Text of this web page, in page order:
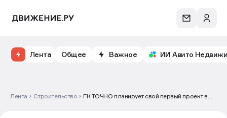
Лента Общее Важное ИИ Авито
Лента Строительство
ГК ТОЧНО планирует свой первый проект в